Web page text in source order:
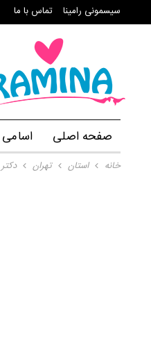
سیسمونی رامینا تماس با ما
صفحه اصلی اسامی
خانه استان تهران